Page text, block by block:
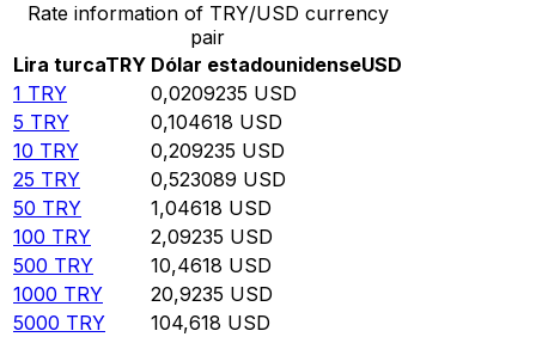
Rate information of TRY/USD currency
pair
Lira turcaTRY Dólar estadounidenseUSD
1 TRY 0,0209235 USD
5 TRY 0,104618 USD
10 TRY 0,209235 USD
25 TRY 0,523089 USD
50 TRY 1,04618 USD
100 TRY 2,09235 USD
500 TRY 10,4618 USD
1000 TRY 20,9235 USD
5000 TRY 104,618 USD